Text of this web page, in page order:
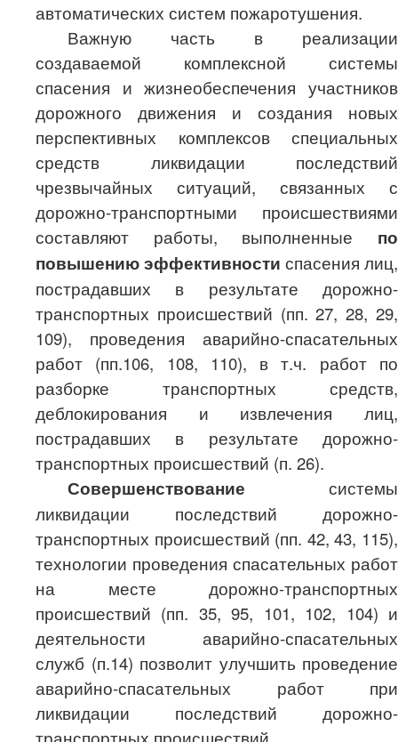
автоматических систем пожаротушения.
Важную часть в реализации
создаваемой комплексной системы
спасения и жизнеобеспечения участников
дорожного движения и создания новых
перспективных комплексов специальных
средств ликвидации последствий
чрезвычайных ситуаций, связанных с
дорожно-транспортными происшествиями
составляют работы, выполненные по
повышению эффективности спасения лиц,
пострадавших в результате дорожно-
транспортных происшествий (пп. 27, 28, 29,
109), проведения аварийно-спасательных
работ (пп.106, 108, 110), в т.ч. работ по
разборке транспортных средств,
деблокирования и извлечения лиц,
пострадавших в результате дорожно-
транспортных происшествий (п. 26).
Совершенствование системы
ликвидации последствий дорожно-
транспортных происшествий (пп. 42, 43, 115),
технологии проведения спасательных работ
на месте дорожно-транспортных
происшествий (пп. 35, 95, 101, 102, 104) и
деятельности аварийно-спасательных
служб (п.14) позволит улучшить проведение
аварийно-спасательных работ при
ликвидации последствий дорожно-